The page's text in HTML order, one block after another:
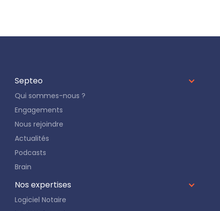
Septeo
Qui sommes-nous ?
Engagements
Nous rejoindre
Actualités
Podcasts
Brain
Nos expertises
Logiciel Notaire